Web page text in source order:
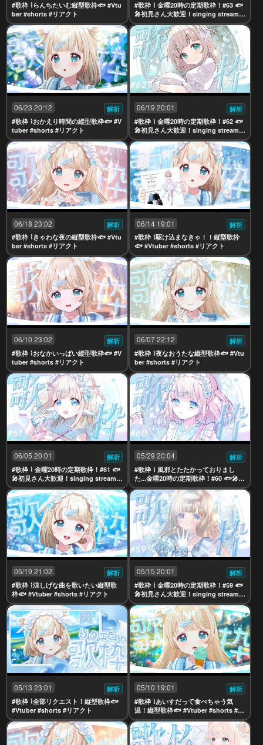
#歌枠 ⌇らんちたいむ縦型歌枠🐟 #Vtu
ber #shorts #リアクト
#歌枠 ⌇ 金曜20時の定期歌枠！#63 🐟
🎤初見さん大歓迎！singing stream
【夢川かなう/リアクト/Vtuber】
06/23 20:12
解析
#歌枠 ⌇おかえり時間の縦型歌枠🐟 #V
tuber #shorts #リアクト
06/19 20:01
解析
#歌枠 ⌇ 金曜20時の定期歌枠！#62 🐟
🎤初見さん大歓迎！singing stream
【夢川かなう/リアクト/Vtuber】
06/18 23:02
解析
#歌枠 ⌇きゃわな夜の縦型歌枠🐟 #Vtu
ber #shorts #リアクト
06/14 19:01
解析
#歌枠 ⌇駆け込まなきゃ！！縦型歌枠
🐟 #Vtuber #shorts #リアクト
06/10 23:02
解析
#歌枠 ⌇おなかいっぱい縦型歌枠🐟 #V
tuber #shorts #リアクト
06/07 22:12
解析
#歌枠 ⌇夜なおうたな縦型歌枠🐟 #Vtu
ber #shorts #リアクト
06/05 20:01
解析
#歌枠 ⌇ 金曜20時の定期歌枠！#61 🐟
🎤初見さん大歓迎！singing stream
【夢川かなう/リアクト/Vtuber】
05/29 20:04
解析
#歌枠 ⌇ 風邪とたたかっておりまし
た...金曜20時の定期歌枠！#60 🐟🎤初
見さん大歓迎！singing stream【夢川
かなう/リアクト/Vtuber】
05/19 21:02
解析
#歌枠 ⌇涼しげな曲を歌いたい縦型歌
枠🐟 #Vtuber #shorts #リアクト
05/15 20:01
解析
#歌枠 ⌇ 金曜20時の定期歌枠！#59 🐟
🎤初見さん大歓迎！singing stream
【夢川かなう/リアクト/Vtuber】
05/13 23:01
解析
#歌枠 ⌇全部リクエスト！縦型歌枠🐟
#Vtuber #shorts #リアクト
05/10 19:01
解析
#歌枠 ⌇あいすだって食べちゃう気
温！縦型歌枠🐟 #Vtuber #shorts #リ
アクト